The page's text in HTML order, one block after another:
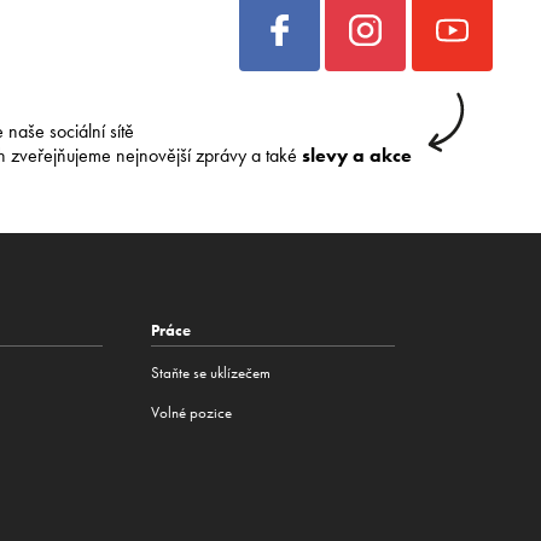
naše sociální sítě
zveřejňujeme nejnovější zprávy a také slevy a akce
Práce
Staňte se uklízečem
Volné pozice